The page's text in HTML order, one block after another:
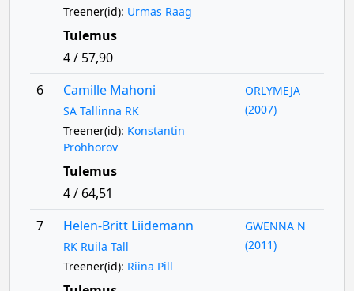
Treener(id): Urmas Raag
Tulemus
4 / 57,90
6
Camille Mahoni
SA Tallinna RK
Treener(id): Konstantin
Prohhorov
ORLYMEJA
(2007)
Tulemus
4 / 64,51
7
Helen-Britt Liidemann
RK Ruila Tall
Treener(id): Riina Pill
GWENNA N
(2011)